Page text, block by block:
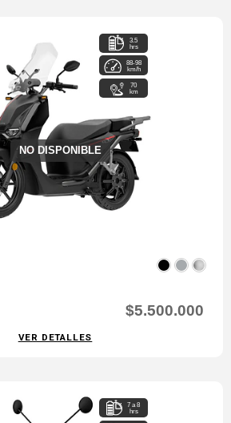
NO DISPONIBLE
3.5
hrs
88-98
km/h
70
km
$5.500.000
VER DETALLES
7 a 8
hrs